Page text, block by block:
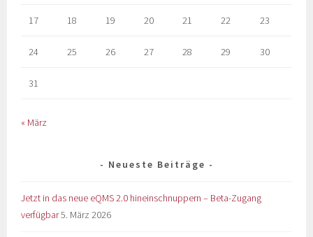
17 18 19 20 21 22 23
24 25 26 27 28 29 30
31
« März
Neueste Beiträge
Jetzt in das neue eQMS 2.0 hineinschnuppern – Beta-Zugang
verfügbar5. März 2026